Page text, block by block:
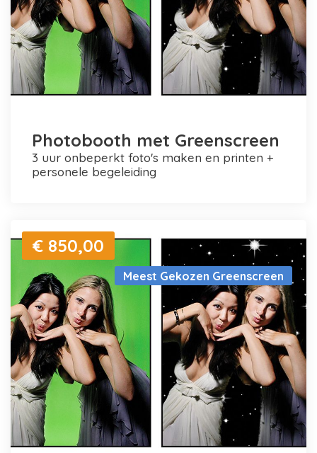
Photobooth met Greenscreen
3 uur onbeperkt foto's maken en printen +
personele begeleiding
Meest Gekozen Greenscreen
€ 850,00